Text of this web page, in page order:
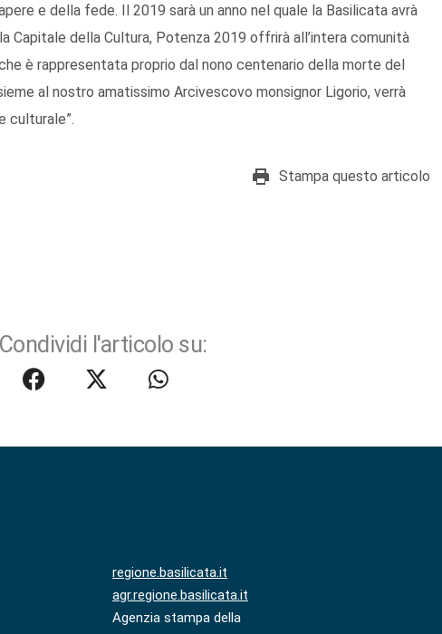
e della fede. Il 2019 sarà un anno nel quale la Basilicata avrà
Capitale della Cultura, Potenza 2019 offrirà all’intera comunità
è rappresentata proprio dal nono centenario della morte del
al nostro amatissimo Arcivescovo monsignor Ligorio, verrà
culturale”.
Stampa questo articolo
Condividi l'articolo su:
regione.basilicata.it
agr.regione.basilicata.it
Agenzia stampa della